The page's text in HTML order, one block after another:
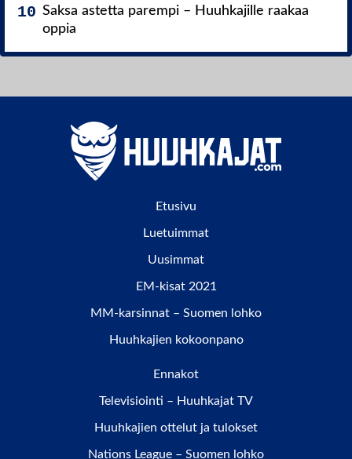
Saksa astetta parempi – Huuhkajille raakaa
oppia
Etusivu
Luetuimmat
Uusimmat
EM-kisat 2021
MM-karsinnat – Suomen lohko
Huuhkajien kokoonpano
Ennakot
Televisiointi – Huuhkajat TV
Huuhkajien ottelut ja tulokset
Nations League – Suomen lohko